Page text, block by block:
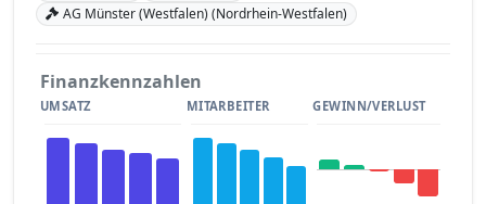
AG Münster (Westfalen) (Nordrhein-Westfalen)
Finanzkennzahlen
UMSATZ MITARBEITER GEWINN/VERLUST